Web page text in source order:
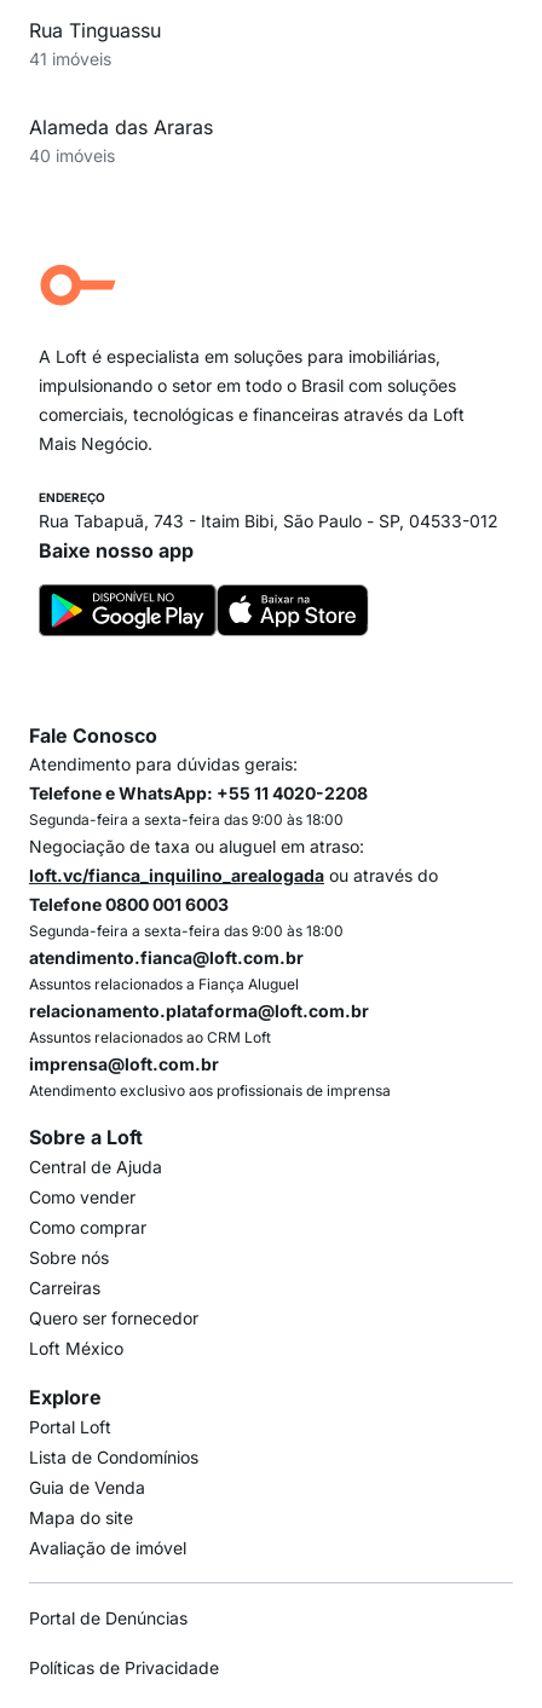
Rua Tinguassu
41 imóveis
Alameda das Araras
40 imóveis
A Loft é especialista em soluções para imobiliárias,
impulsionando o setor em todo o Brasil com soluções
comerciais, tecnológicas e financeiras através da Loft
Mais Negócio.
ENDEREÇO
Rua Tabapuã, 743 - Itaim Bibi, São Paulo - SP, 04533-012
Baixe nosso app
Fale Conosco
Atendimento para dúvidas gerais:
Telefone e WhatsApp: +55 11 4020-2208
Segunda-feira a sexta-feira das 9:00 às 18:00
Negociação de taxa ou aluguel em atraso:
loft.vc/fianca_inquilino_arealogada ou através do
Telefone 0800 001 6003
Segunda-feira a sexta-feira das 9:00 às 18:00
atendimento.fianca@loft.com.br
Assuntos relacionados a Fiança Aluguel
relacionamento.plataforma@loft.com.br
Assuntos relacionados ao CRM Loft
imprensa@loft.com.br
Atendimento exclusivo aos profissionais de imprensa
Sobre a Loft
Central de Ajuda
Como vender
Como comprar
Sobre nós
Carreiras
Quero ser fornecedor
Loft México
Explore
Portal Loft
Lista de Condomínios
Guia de Venda
Mapa do site
Avaliação de imóvel
Portal de Denúncias
Políticas de Privacidade